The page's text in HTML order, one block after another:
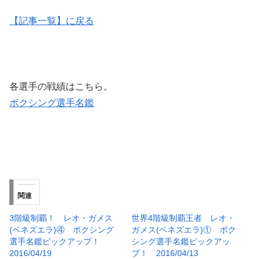
【記事一覧】に戻る
各選手の戦績はこちら。
ボクシング選手名鑑
関連
3階級制覇！ レオ・ガメス
(ベネズエラ)④ ボクシング
選手名鑑ピックアップ！
2016/04/19
世界4階級制覇王者 レオ・
ガメス(ベネズエラ)① ボク
シング選手名鑑ピックアッ
プ！ 2016/04/13